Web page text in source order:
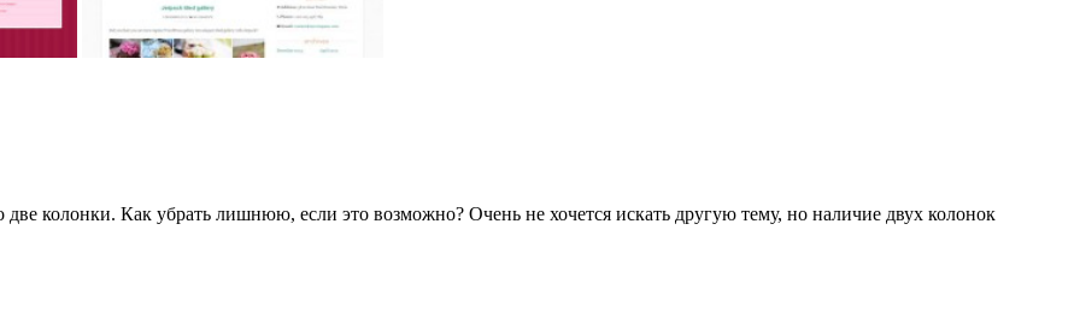
колонки. Как убрать лишнюю, если это возможно? Очень не хочется искать другую тему, но наличие двух колонок